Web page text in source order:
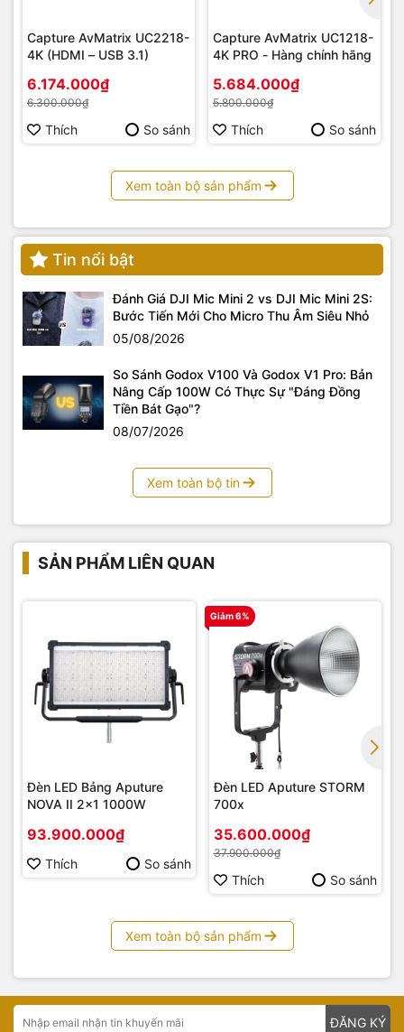
Capture AvMatrix UC2218-
4K (HDMI – USB 3.1)
6.174.000₫
6.300.000₫
Thích So sánh
Capture AvMatrix UC1218-
4K PRO - Hàng chính hãng
5.684.000₫
5.800.000₫
Thích So sánh
Xem toàn bộ sản phẩm
Tin nổi bật
Đánh Giá DJI Mic Mini 2 vs DJI Mic Mini 2S:
Bước Tiến Mới Cho Micro Thu Âm Siêu Nhỏ
05/08/2026
So Sánh Godox V100 Và Godox V1 Pro: Bản
Nâng Cấp 100W Có Thực Sự "Đáng Đồng
Tiền Bát Gạo"?
08/07/2026
Xem toàn bộ tin
SẢN PHẨM LIÊN QUAN
Đèn LED Bảng Aputure
NOVA II 2×1 1000W
93.900.000₫
Thích So sánh
Giảm 6%
Đèn LED Aputure STORM
700x
35.600.000₫
37.900.000₫
Thích So sánh
Xem toàn bộ sản phẩm
ĐĂNG KÝ